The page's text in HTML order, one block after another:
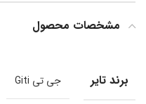
مشخصات محصول
برند تایر جی تی Giti